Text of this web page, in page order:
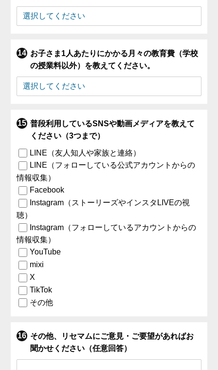
お子さま1人あたりにかかる月々の教育費（学校
の授業料以外）を教えてください。
普段利用しているSNSや動画メディアを教えて
ください（3つまで）
LINE（友人知人や家族と連絡）
LINE（フォローしている公式アカウントからの
情報収集）
Facebook
Instagram（ストーリーズやインスタLIVEの視
聴）
Instagram（フォローしているアカウントからの
情報収集）
YouTube
mixi
X
TikTok
その他
その他、リセマムにご意見・ご要望があればお
聞かせください（任意回答）